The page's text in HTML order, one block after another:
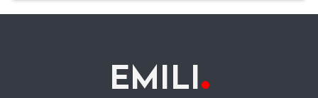
EMILI.